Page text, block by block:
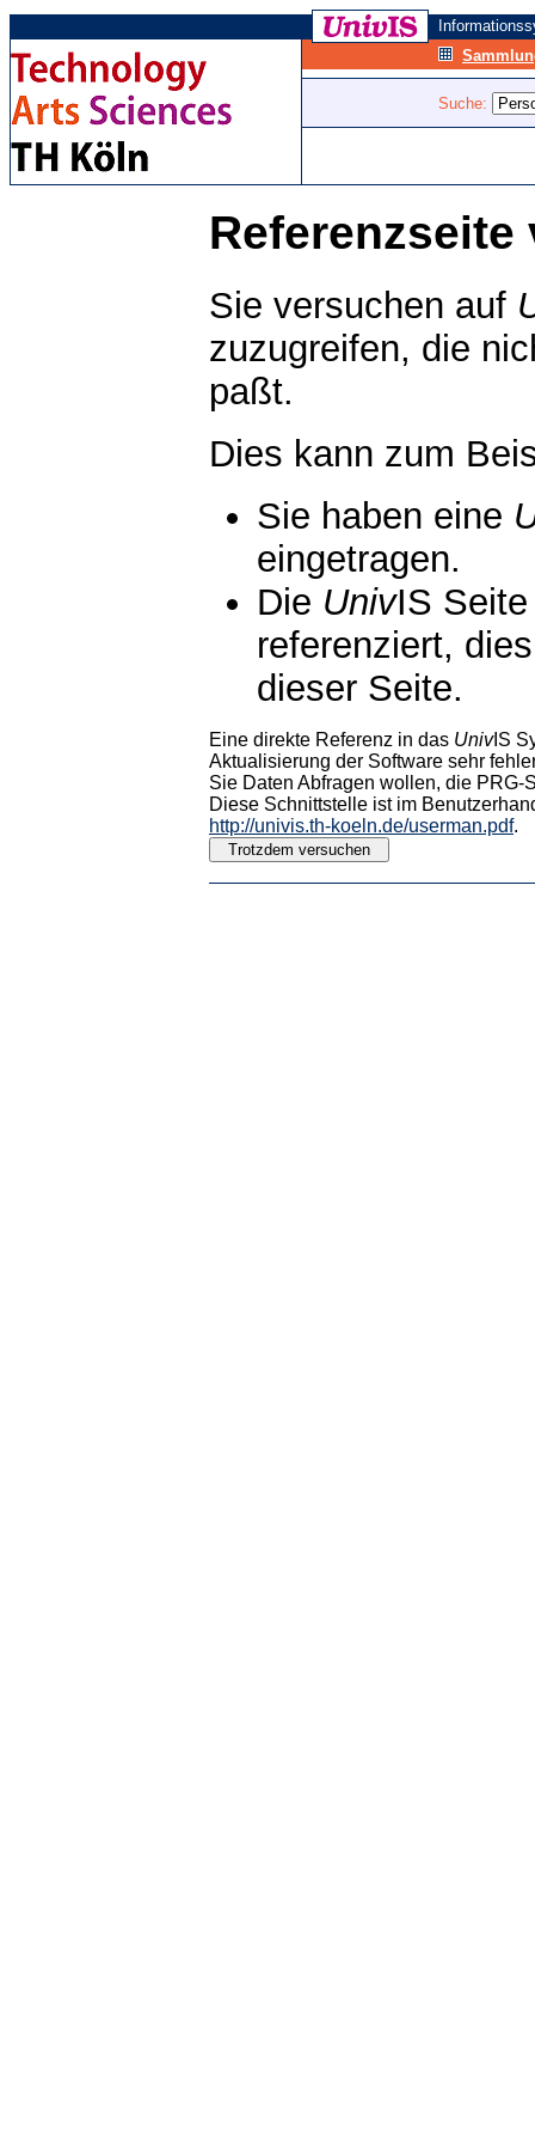
Suche:
Referenzseite
Sie versuchen auf
zuzugreifen, die
paßt.
Dies kann zum
Sie haben eine
eingetragen.
Die UnivIS
referenziert,
dieser Seite.
Eine direkte Referenz in das UnivIS
Aktualisierung der Software sehr
Sie Daten Abfragen wollen, die PRG-
Diese Schnittstelle ist im
http://univis.th-koeln.de/userman.pdf.